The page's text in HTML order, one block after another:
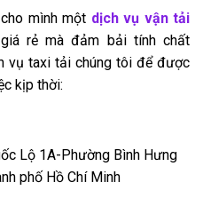
mình một dịch vụ vận tải
rẻ mà đảm bải tính chất
vụ taxi tải chúng tôi để được
kịp thời:
Lộ 1A-Phường Bình Hưng
phố Hồ Chí Minh